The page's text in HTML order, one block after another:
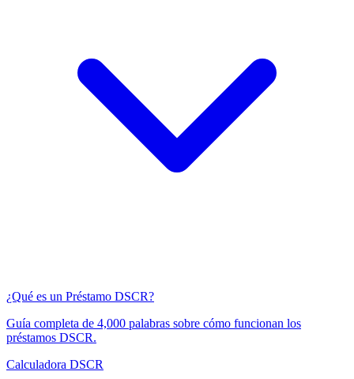
¿Qué es un Préstamo DSCR?
Guía completa de 4,000 palabras sobre cómo funcionan los
préstamos DSCR.
Calculadora DSCR